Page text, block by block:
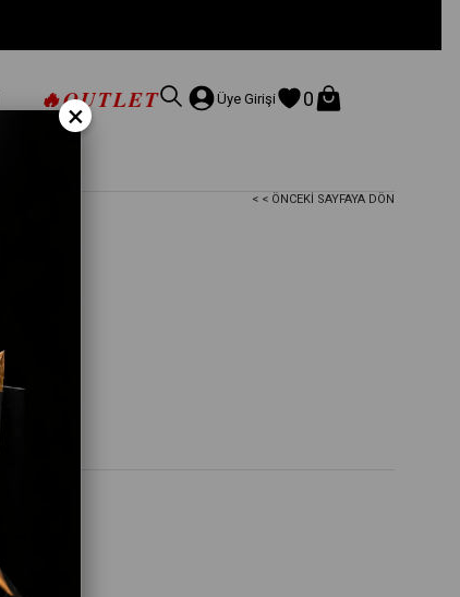
🔥OUTLET Üye Girişi 0
< < ÖNCEKI SAYFAYA DÖN
×